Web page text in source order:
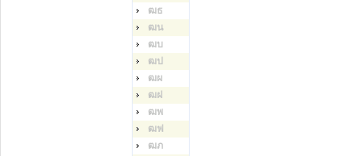
ฒธ
ฒน
ฒบ
ฒป
ฒผ
ฒฝ
ฒพ
ฒฟ
ฒภ